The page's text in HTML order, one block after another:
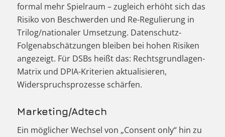
formal mehr Spielraum – zugleich erhöht sich das
Risiko von Beschwerden und Re-Regulierung in
Trilog/nationaler Umsetzung. Datenschutz-
Folgenabschätzungen bleiben bei hohen Risiken
angezeigt. Für DSBs heißt das: Rechtsgrundlagen-
Matrix und DPIA-Kriterien aktualisieren,
Widerspruchsprozesse schärfen.
Marketing/Adtech
Ein möglicher Wechsel von „Consent only“ hin zu